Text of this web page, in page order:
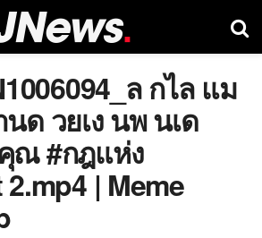
ล กไล แม
ด วยเง นพ นเด
ณ #กฎแห่ง
| Meme